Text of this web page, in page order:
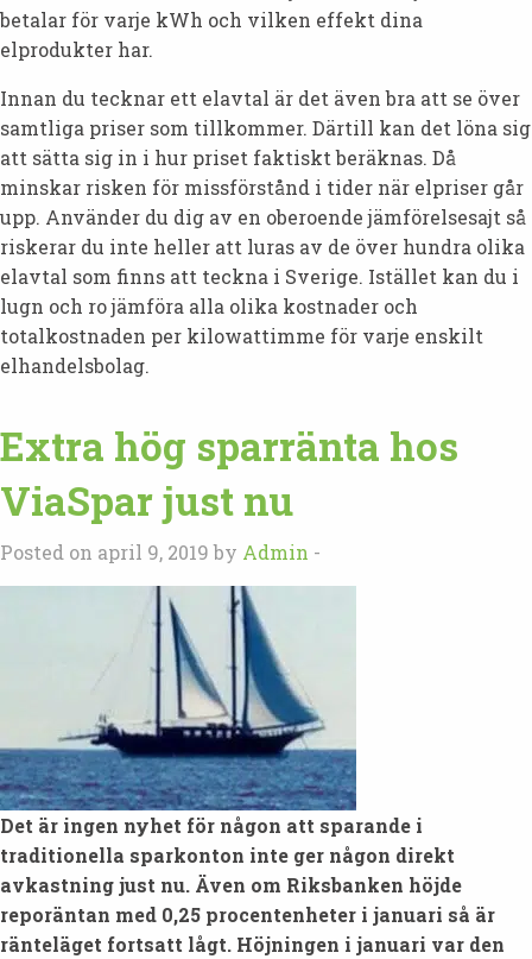
betalar för varje kWh och vilken effekt dina
elprodukter har.
Innan du tecknar ett elavtal är det även bra att se över
samtliga priser som tillkommer. Därtill kan det löna sig
att sätta sig in i hur priset faktiskt beräknas. Då
minskar risken för missförstånd i tider när elpriser går
upp. Använder du dig av en oberoende jämförelsesajt så
riskerar du inte heller att luras av de över hundra olika
elavtal som finns att teckna i Sverige. Istället kan du i
lugn och ro jämföra alla olika kostnader och
totalkostnaden per kilowattimme för varje enskilt
elhandelsbolag.
Extra hög sparränta hos
ViaSpar just nu
Posted on april 9, 2019 by Admin -
Det är ingen nyhet för någon att sparande i
traditionella sparkonton inte ger någon direkt
avkastning just nu. Även om Riksbanken höjde
reporäntan med 0,25 procentenheter i januari så är
ränteläget fortsatt lågt. Höjningen i januari var den